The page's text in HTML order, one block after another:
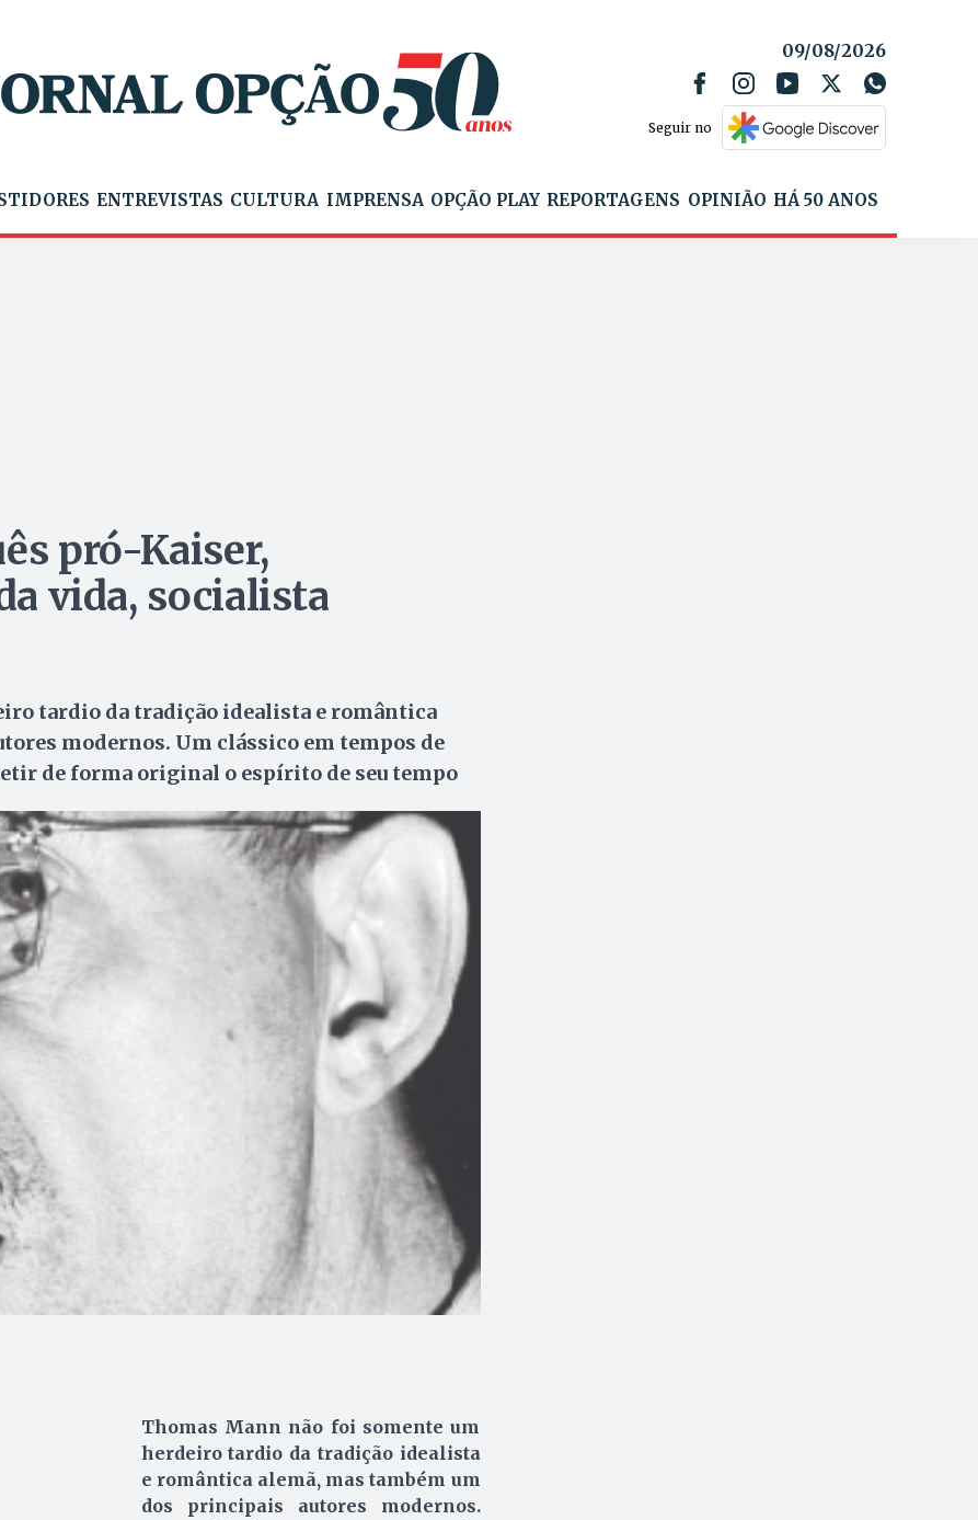
09/08/2026
Seguir no
ENTREVISTAS CULTURA IMPRENSA OPÇÃO PLAY REPORTAGENS OPINIÃO HÁ 50 ANOS
pró-Kaiser,
vida, socialista
tardio da tradição idealista e romântica
modernos. Um clássico em tempos de
de forma original o espírito de seu tempo
Thomas Mann não foi somente um
herdeiro tardio da tradição idealista
e romântica alemã, mas também um
dos principais autores modernos.